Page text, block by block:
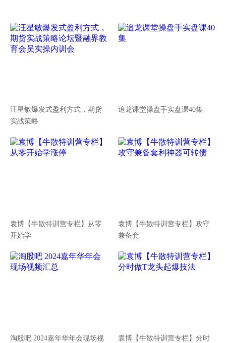
汪星敏爆发式盈利方式，期货
实战策略
追龙课堂操盘手实盘课40集
袁博【牛散特训营专栏】从零
开始学
袁博【牛散特训营专栏】攻守
兼备套
淘股吧 2024嘉年华年会现场视
袁博【牛散特训营专栏】分时